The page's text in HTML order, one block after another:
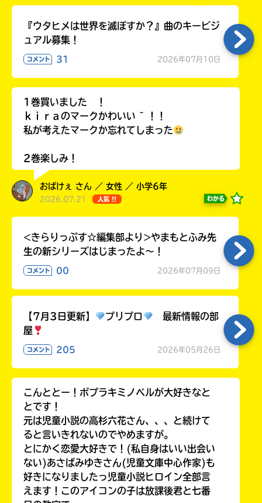
『ウタヒメは世界を滅ぼすか？』曲のキービジ
ュアル募集！
コメント 31 2026年07月10日
1巻買いました ！
ｋｉｒａのマークかわいい ~ ！！
私が考えたマークか忘れてしまった
2巻楽しみ！
おばけぇ さん ／ 女性 ／ 小学6年
2026.07.21 人気 !! わかる
<きらりっぷす☆編集部より>やまもとふみ先
生の新シリーズはじまったよ～！
コメント 00 2026年07月09日
【7月3日更新】 プリプロ
最新情報の部
屋
コメント 205 2026年05月26日
こんととー！ポプラキミノベルが大好きなと
とです！
元は児童小説の高杉六花さん、、、と続けて
ると言いきれないのでやめますが。
とにかく恋愛大好きで！(私自身はいい出会い
ない)あさばみゆきさん(児童文庫中心作家)も
好きになりましたっ児童小説ヒロイン全部言
えます！このアイコンの子は放課後君と七番